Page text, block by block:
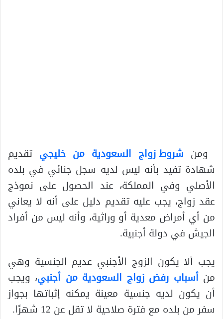
ومن شروط زواج السعودية من خليجي تقديم
شهادة تفيد بأنه ليس لديه سجل جنائي في بلده
الأصلي وفي المملكة، عند الحصول على نموذج
عقد زواج، يجب عليه تقديم دليل على أنه لا يعاني
من أي أمراض معدية أو وراثية، وأنه ليس من أفراد
الجيش في دولة أجنبية.
يجب ألا يكون الزوج الأجنبي عديم الجنسية وهي
منأسباب رفض زواج السعودية من أجنبي، ويجب
أن يكون لديه جنسية معينة يمكنه إثباتها بجواز
سفر من بلده مع فترة صلاحية لا تقل عن 12 شهرًا.